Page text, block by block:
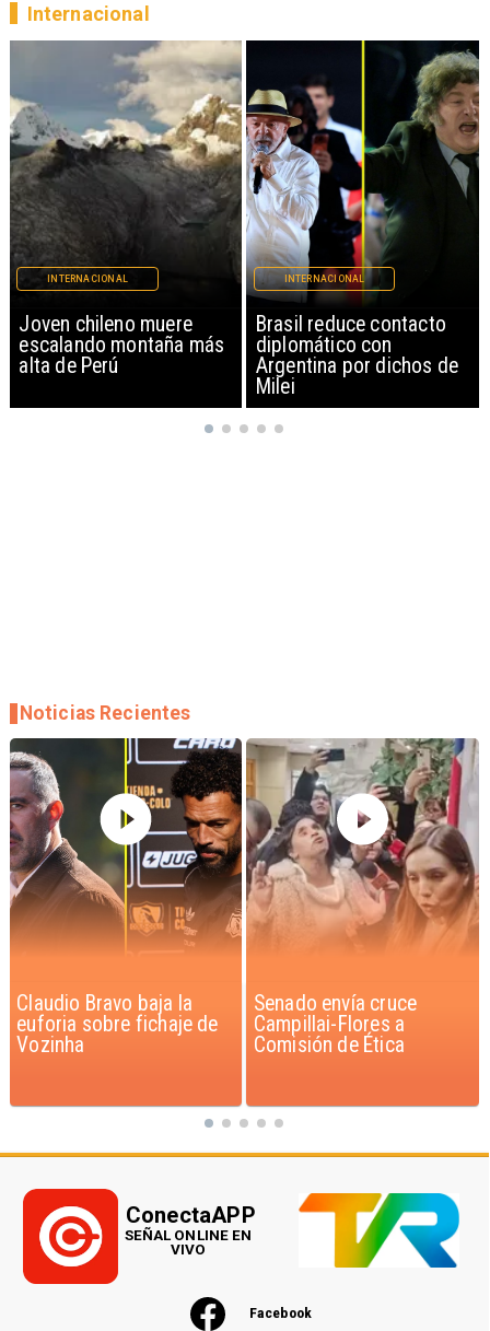
Brasil reduce contacto
diplomático con
Argentina por dichos de
INTERNACIONAL
China restringe
exportación de drones a
EEUU y sanciona
empresas
INTERNACIONAL
Internacional
Senado envía cruce
Campillai-Flores a
Comisión de Ética
Joven chileno muere
escalando montaña más
alta de Perú
Noticias Recientes
Facebook
ConectaAPP
SEÑAL ONLINE EN
VIVO